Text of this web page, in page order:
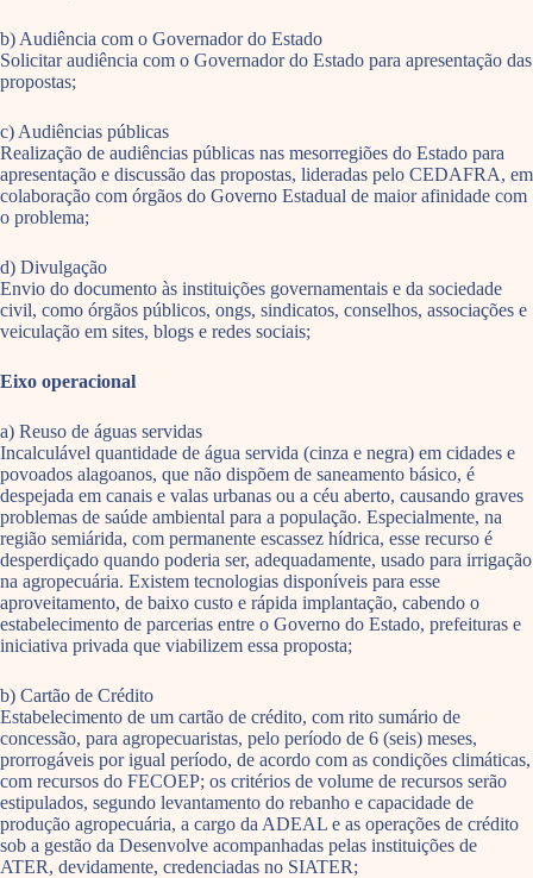
b) Audiência com o Governador do Estado
Solicitar audiência com o Governador do Estado para apresentação das
propostas;
c) Audiências públicas
Realização de audiências públicas nas mesorregiões do Estado para
apresentação e discussão das propostas, lideradas pelo CEDAFRA, em
colaboração com órgãos do Governo Estadual de maior afinidade com
o problema;
d) Divulgação
Envio do documento às instituições governamentais e da sociedade
civil, como órgãos públicos, ongs, sindicatos, conselhos, associações e
veiculação em sites, blogs e redes sociais;
Eixo operacional
a) Reuso de águas servidas
Incalculável quantidade de água servida (cinza e negra) em cidades e
povoados alagoanos, que não dispõem de saneamento básico, é
despejada em canais e valas urbanas ou a céu aberto, causando graves
problemas de saúde ambiental para a população. Especialmente, na
região semiárida, com permanente escassez hídrica, esse recurso é
desperdiçado quando poderia ser, adequadamente, usado para irrigação
na agropecuária. Existem tecnologias disponíveis para esse
aproveitamento, de baixo custo e rápida implantação, cabendo o
estabelecimento de parcerias entre o Governo do Estado, prefeituras e
iniciativa privada que viabilizem essa proposta;
b) Cartão de Crédito
Estabelecimento de um cartão de crédito, com rito sumário de
concessão, para agropecuaristas, pelo período de 6 (seis) meses,
prorrogáveis por igual período, de acordo com as condições climáticas,
com recursos do FECOEP; os critérios de volume de recursos serão
estipulados, segundo levantamento do rebanho e capacidade de
produção agropecuária, a cargo da ADEAL e as operações de crédito
sob a gestão da Desenvolve acompanhadas pelas instituições de
ATER, devidamente, credenciadas no SIATER;